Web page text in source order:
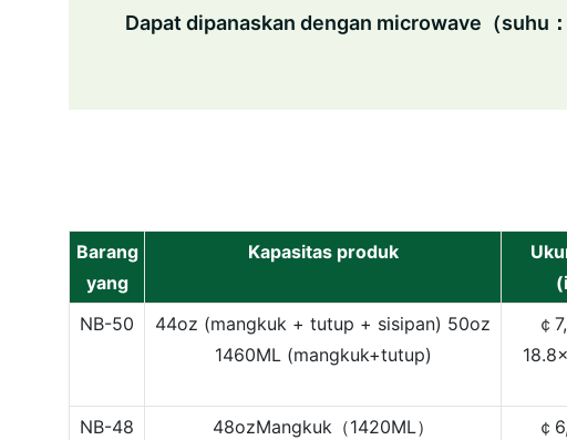
Dapat dipanaskan dengan microwave（suhu
Barang
yang
Kapasitas produk
NB-50 44oz (mangkuk + tutup + sisipan) 50oz
1460ML (mangkuk+tutup)
￠
NB-48
48ozMangkuk（1420ML）
￠